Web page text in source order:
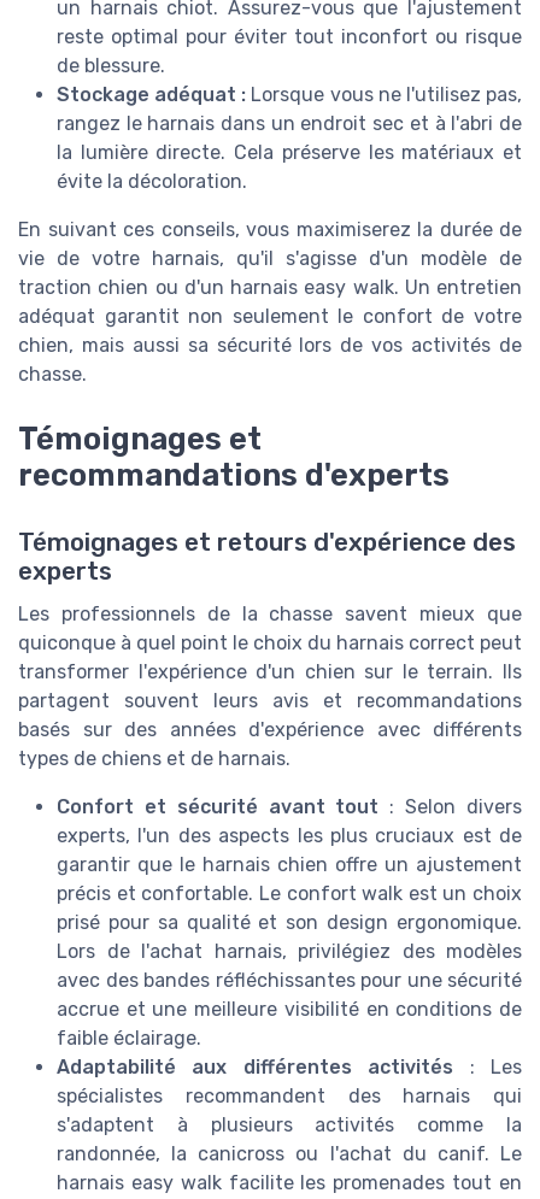
un harnais chiot. Assurez-vous que l'ajustement
reste optimal pour éviter tout inconfort ou risque
de blessure.
Stockage adéquat : Lorsque vous ne l'utilisez pas,
rangez le harnais dans un endroit sec et à l'abri de
la lumière directe. Cela préserve les matériaux et
évite la décoloration.
En suivant ces conseils, vous maximiserez la durée de
vie de votre harnais, qu'il s'agisse d'un modèle de
traction chien ou d'un harnais easy walk. Un entretien
adéquat garantit non seulement le confort de votre
chien, mais aussi sa sécurité lors de vos activités de
chasse.
Témoignages et
recommandations d'experts
Témoignages et retours d'expérience des
experts
Les professionnels de la chasse savent mieux que
quiconque à quel point le choix du harnais correct peut
transformer l'expérience d'un chien sur le terrain. Ils
partagent souvent leurs avis et recommandations
basés sur des années d'expérience avec différents
types de chiens et de harnais.
Confort et sécurité avant tout : Selon divers
experts, l'un des aspects les plus cruciaux est de
garantir que le harnais chien offre un ajustement
précis et confortable. Le confort walk est un choix
prisé pour sa qualité et son design ergonomique.
Lors de l'achat harnais, privilégiez des modèles
avec des bandes réfléchissantes pour une sécurité
accrue et une meilleure visibilité en conditions de
faible éclairage.
Adaptabilité aux différentes activités : Les
spécialistes recommandent des harnais qui
s'adaptent à plusieurs activités comme la
randonnée, la canicross ou l'achat du canif. Le
harnais easy walk facilite les promenades tout en